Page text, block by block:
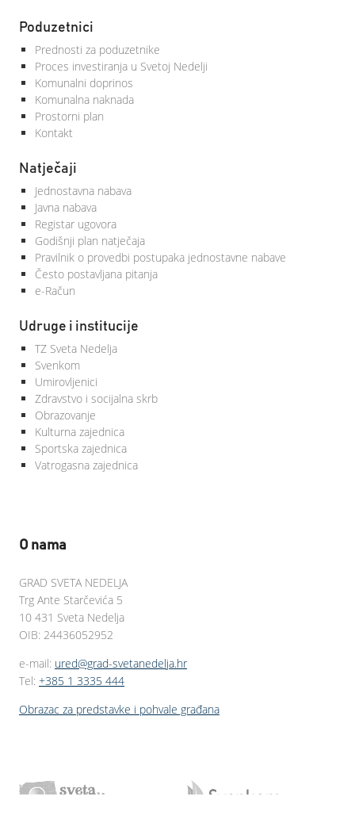
Poduzetnici
Prednosti za poduzetnike
Proces investiranja u Svetoj Nedelji
Komunalni doprinos
Komunalna naknada
Prostorni plan
Kontakt
Natječaji
Jednostavna nabava
Javna nabava
Registar ugovora
Godišnji plan natječaja
Pravilnik o provedbi postupaka jednostavne nabave
Često postavljana pitanja
e-Račun
Udruge i institucije
TZ Sveta Nedelja
Svenkom
Umirovljenici
Zdravstvo i socijalna skrb
Obrazovanje
Kulturna zajednica
Sportska zajednica
Vatrogasna zajednica
O nama
GRAD SVETA NEDELJA
Trg Ante Starčevića 5
10 431 Sveta Nedelja
OIB: 24436052952
e-mail: ured@grad-svetanedelja.hr
Tel: +385 1 3335 444
Obrazac za predstavke i pohvale građana